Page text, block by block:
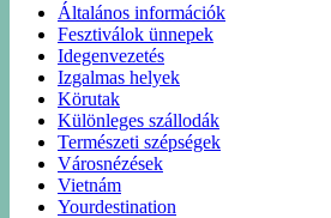
Általános információk
Fesztiválok ünnepek
Idegenvezetés
Izgalmas helyek
Körutak
Különleges szállodák
Természeti szépségek
Városnézések
Vietnám
Yourdestination